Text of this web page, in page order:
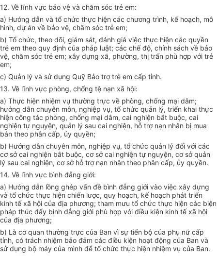
12. Về lĩnh vực bảo vệ và chăm sóc trẻ em:
a) Hướng dẫn và tổ chức thực hiện các chương trình, kế hoạch, mô
hình, dự án về bảo vệ, chăm sóc trẻ em;
b) Tổ chức, theo dõi, giám sát, đánh giá việc thực hiện các quyền
trẻ em theo quy định của pháp luật; các chế độ, chính sách về bảo
vệ, chăm sóc trẻ em; xây dựng xã, phường, thị trấn phù hợp với trẻ
em;
c) Quản lý và sử dụng Quỹ Bảo trợ trẻ em cấp tỉnh.
13. Về lĩnh vực phòng, chống tệ nạn xã hội:
a) Thực hiện nhiệm vụ thường trực về phòng, chống mại dâm;
hướng dẫn chuyên môn, nghiệp vụ, tổ chức quản lý, triển khai thực
hiện công tác phòng, chống mại dâm, cai nghiện bắt buộc, cai
nghiện tự nguyện, quản lý sau cai nghiện, hỗ trợ nạn nhân bị mua
bán theo phân cấp, ủy quyền;
b) Hướng dẫn chuyên môn, nghiệp vụ, tổ chức quản lý đối với các
cơ sở cai nghiện bắt buộc, cơ sở cai nghiện tự nguyện, cơ sở quản
lý sau cai nghiện, cơ sở hỗ trợ nạn nhân theo phân cấp, ủy quyền.
14. Về lĩnh vực bình đẳng giới:
a) Hướng dẫn lồng ghép vấn đề bình đẳng giới vào việc xây dựng
và tổ chức thực hiện chiến lược, quy hoạch, kế hoạch phát triển
kinh tế xã hội của địa phương; tham mưu tổ chức thực hiện các biện
pháp thúc đẩy bình đẳng giới phù hợp với điều kiện kinh tếxã hội
của địa phương;
b) Là cơ quan thường trực của Ban vì sự tiến bộ của phụ nữ cấp
tỉnh, có trách nhiệm bảo đảm các điều kiện hoạt động của Ban và
sử dụng bộ máy của mình để tổ chức thực hiện nhiệm vụ của Ban.